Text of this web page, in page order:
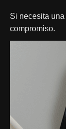
Si necesita una
compromiso.